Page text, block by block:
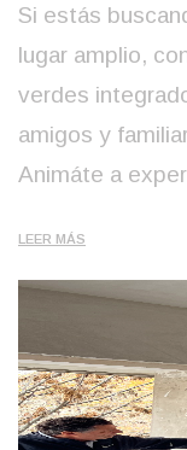
Si estás
lugar amplio,
verdes
amigos y
Animáte a
LEER MÁS